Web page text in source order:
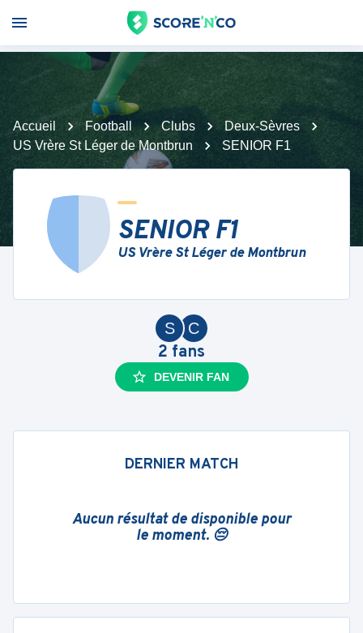
Accueil Football Clubs
Deux-Sèvres
US Vrère St Léger de Montbrun
SENIOR F1
SENIOR F1
US Vrère St Léger de Montbrun
C
S
2 fans
DEVENIR FAN
DERNIER MATCH
Aucun résultat de disponible pour
le moment. 😔